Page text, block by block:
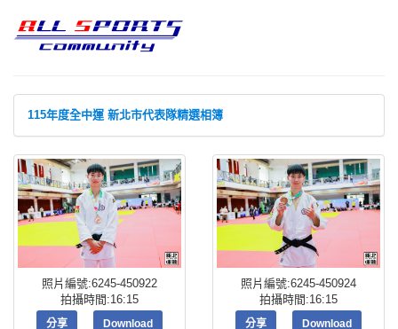
115年度全中運 新北市代表隊精選相簿
照片編號:6245-450922
拍攝時間:16:15
分享 Download
照片編號:6245-450924
拍攝時間:16:15
分享 Download